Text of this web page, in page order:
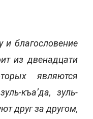
и благословение
из двенадцати
являются
къа’да, зуль-
друг за другом,